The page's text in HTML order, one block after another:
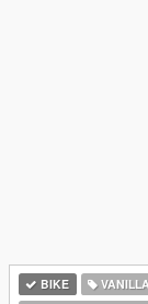
BIKE